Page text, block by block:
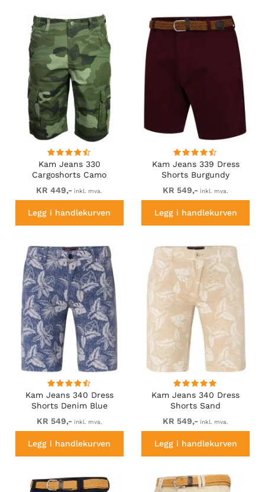
Kam Jeans 330
Cargoshorts Camo
KR 449,- inkl. mva.
Legg i handlekurven
Kam Jeans 339 Dress
Shorts Burgundy
KR 549,- inkl. mva.
Legg i handlekurven
Kam Jeans 340 Dress
Shorts Denim Blue
KR 549,- inkl. mva.
Legg i handlekurven
Kam Jeans 340 Dress
Shorts Sand
KR 549,- inkl. mva.
Legg i handlekurven